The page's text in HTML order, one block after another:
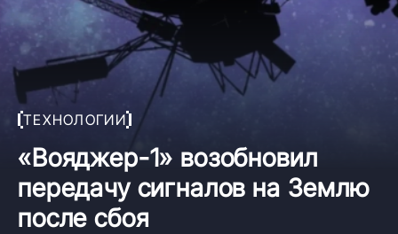
ТЕХНОЛОГИИ
«Вояджер-1» возобновил
передачу сигналов на Землю
после сбоя